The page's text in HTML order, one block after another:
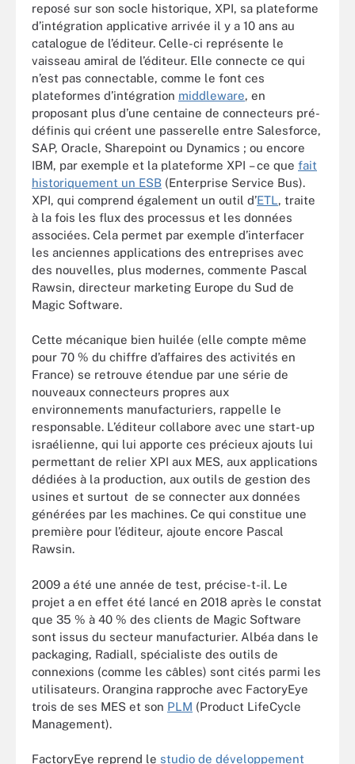
reposé sur son socle historique, XPI, sa plateforme
d’intégration applicative arrivée il y a 10 ans au
catalogue de l’éditeur. Celle-ci représente le
vaisseau amiral de l’éditeur. Elle connecte ce qui
n’est pas connectable, comme le font ces
plateformes d’intégration middleware, en
proposant plus d’une centaine de connecteurs pré-
définis qui créent une passerelle entre Salesforce,
SAP, Oracle, Sharepoint ou Dynamics ; ou encore
IBM, par exemple et la plateforme XPI – ce que fait
historiquement un ESB (Enterprise Service Bus).
XPI, qui comprend également un outil d’ETL, traite
à la fois les flux des processus et les données
associées. Cela permet par exemple d’interfacer
les anciennes applications des entreprises avec
des nouvelles, plus modernes, commente Pascal
Rawsin, directeur marketing Europe du Sud de
Magic Software.
Cette mécanique bien huilée (elle compte même
pour 70 % du chiffre d’affaires des activités en
France) se retrouve étendue par une série de
nouveaux connecteurs propres aux
environnements manufacturiers, rappelle le
responsable. L’éditeur collabore avec une start-up
israélienne, qui lui apporte ces précieux ajouts lui
permettant de relier XPI aux MES, aux applications
dédiées à la production, aux outils de gestion des
usines et surtout de se connecter aux données
générées par les machines. Ce qui constitue une
première pour l’éditeur, ajoute encore Pascal
Rawsin.
2009 a été une année de test, précise-t-il. Le
projet a en effet été lancé en 2018 après le constat
que 35 % à 40 % des clients de Magic Software
sont issus du secteur manufacturier. Albéa dans le
packaging, Radiall, spécialiste des outils de
connexions (comme les câbles) sont cités parmi les
utilisateurs. Orangina rapproche avec FactoryEye
trois de ses MES et son PLM (Product LifeCycle
Management).
FactoryEye reprend le studio de développement